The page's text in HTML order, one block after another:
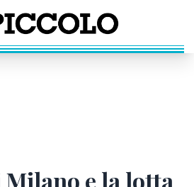
Milano e la lotta